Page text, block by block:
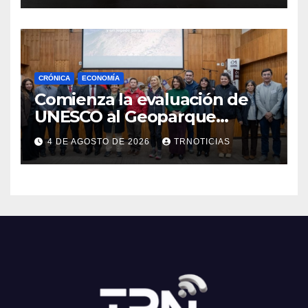
CRÓNICA ECONOMÍA
Comienza la evaluación de
UNESCO al Geoparque
Aspirante Pillanmapu en el
Maule
4 DE AGOSTO DE 2026 TRNOTICIAS